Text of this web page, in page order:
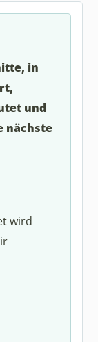
in
und
nächste
wird